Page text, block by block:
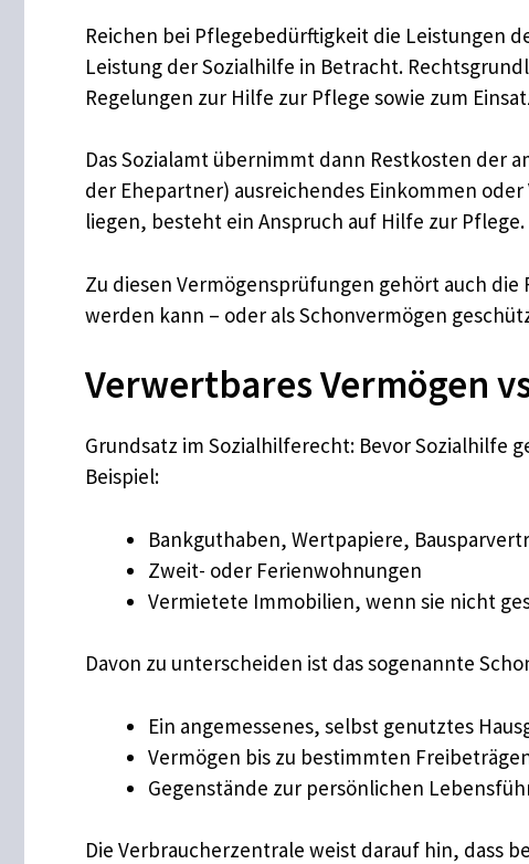
Reichen bei Pflegebedürftigkeit die Leistungen
Leistung der Sozialhilfe in Betracht.
Regelungen zur Hilfe zur Pflege sowie zum
Das Sozialamt übernimmt dann Restkosten der
der Ehepartner) ausreichendes Einkommen
liegen, besteht ein Anspruch auf Hilfe zur Pflege.
Zu diesen Vermögensprüfungen gehört auch
werden kann – oder als Schonvermögen
Verwertbares Vermögen
Grundsatz im Sozialhilferecht: Bevor Sozialhilfe
Beispiel:
Bankguthaben, Wertpapiere,
Zweit- oder Ferienwohnungen
Vermietete Immobilien, wenn sie nicht
Davon zu unterscheiden ist das sogenannte
Ein angemessenes, selbst genutztes
Vermögen bis zu bestimmten
Gegenstände zur persönlichen
Die Verbraucherzentrale weist darauf hin, dass